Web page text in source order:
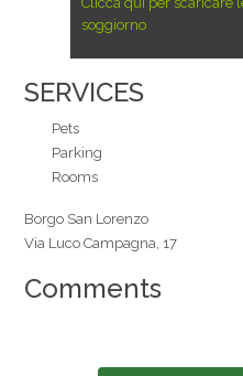
soggiorno
SERVICES
Pets
Parking
Rooms
Borgo San Lorenzo
Via Luco Campagna, 17
Comments